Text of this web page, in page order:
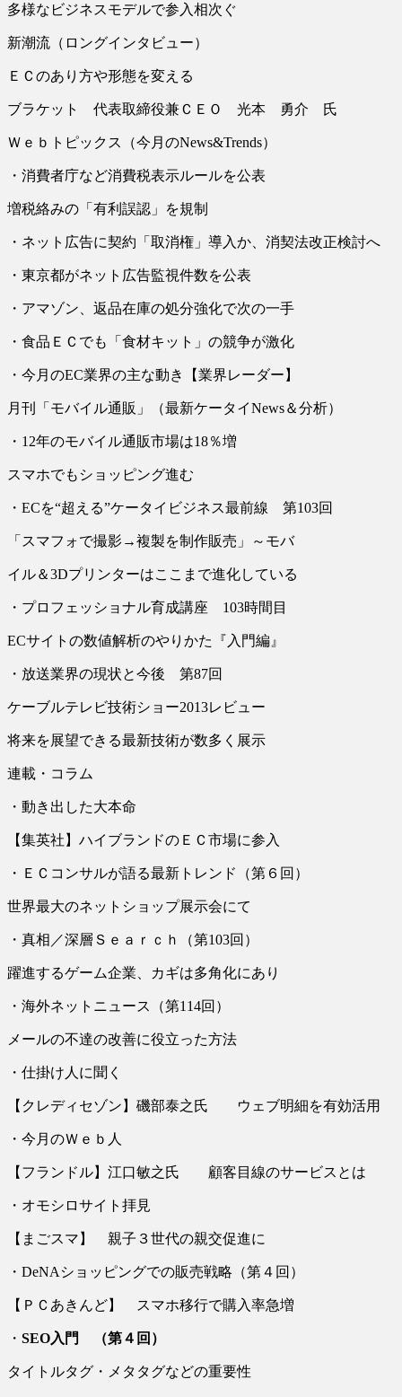
多様なビジネスモデルで参入相次ぐ
新潮流（ロングインタビュー）
ＥＣのあり方や形態を変える
ブラケット 代表取締役兼ＣＥＯ 光本 勇介 氏
Ｗｅｂトピックス（今月のNews&Trends）
・消費者庁など消費税表示ルールを公表
増税絡みの「有利誤認」を規制
・ネット広告に契約「取消権」導入か、消契法改正検討へ
・東京都がネット広告監視件数を公表
・アマゾン、返品在庫の処分強化で次の一手
・食品ＥＣでも「食材キット」の競争が激化
・今月のEC業界の主な動き【業界レーダー】
月刊「モバイル通販」（最新ケータイNews＆分析）
・12年のモバイル通販市場は18％増
スマホでもショッピング進む
・ECを“超える”ケータイビジネス最前線 第103回
「スマフォで撮影→複製を制作販売」～モバ
イル＆3Dプリンターはここまで進化している
・プロフェッショナル育成講座 103時間目
ECサイトの数値解析のやりかた『入門編』
・放送業界の現状と今後 第87回
ケーブルテレビ技術ショー2013レビュー
将来を展望できる最新技術が数多く展示
連載・コラム
・動き出した大本命
【集英社】ハイブランドのＥＣ市場に参入
・ＥＣコンサルが語る最新トレンド（第６回）
世界最大のネットショップ展示会にて
・真相／深層Ｓｅａｒｃｈ（第103回）
躍進するゲーム企業、カギは多角化にあり
・海外ネットニュース（第114回）
メールの不達の改善に役立った方法
・仕掛け人に聞く
【クレディセゾン】磯部泰之氏 ウェブ明細を有効活用
・今月のＷｅｂ人
【フランドル】江口敏之氏 顧客目線のサービスとは
・オモシロサイト拝見
【まごスマ】 親子３世代の親交促進に
・DeNAショッピングでの販売戦略（第４回）
【ＰＣあきんど】 スマホ移行で購入率急増
・ SEO入門 （第４回）
タイトルタグ・メタタグなどの重要性